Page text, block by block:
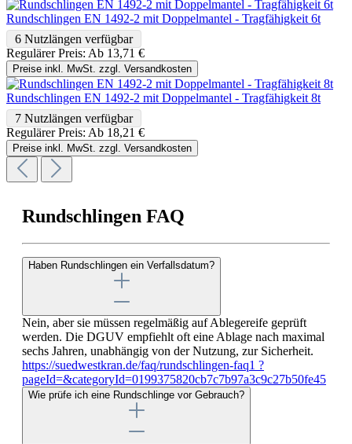
Rundschlingen EN 1492-2 mit Doppelmantel - Tragfähigkeit 6t
6 Nutzlängen verfügbar
Regulärer Preis: Ab 13,71 €
Preise inkl. MwSt. zzgl. Versandkosten
Rundschlingen EN 1492-2 mit Doppelmantel - Tragfähigkeit 8t
7 Nutzlängen verfügbar
Regulärer Preis: Ab 18,21 €
Preise inkl. MwSt. zzgl. Versandkosten
Rundschlingen FAQ
Haben Rundschlingen ein Verfallsdatum?
Nein, aber sie müssen regelmäßig auf Ablegereife geprüft
werden. Die DGUV empfiehlt oft eine Ablage nach maximal
sechs Jahren, unabhängig von der Nutzung, zur Sicherheit.
https://suedwestkran.de/faq/rundschlingen-faq1 ?
pageId=&categoryId=0199375820cb7c7b97a3c9c27b50fe45
Wie prüfe ich eine Rundschlinge vor Gebrauch?